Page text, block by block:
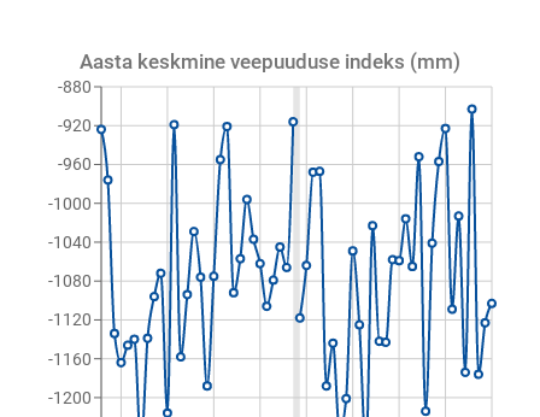
Aasta keskmine veepuuduse indeks (mm)
-1200
-1160
-1120
-1080
-1040
-1000
-960
-920
-880